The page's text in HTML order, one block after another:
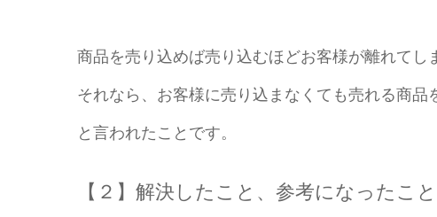
商品を売り込めば売り込むほどお客様が離れてし
それなら、お客様に売り込まなくても売れる商品
と言われたことです。
【２】解決したこと、参考になったこ